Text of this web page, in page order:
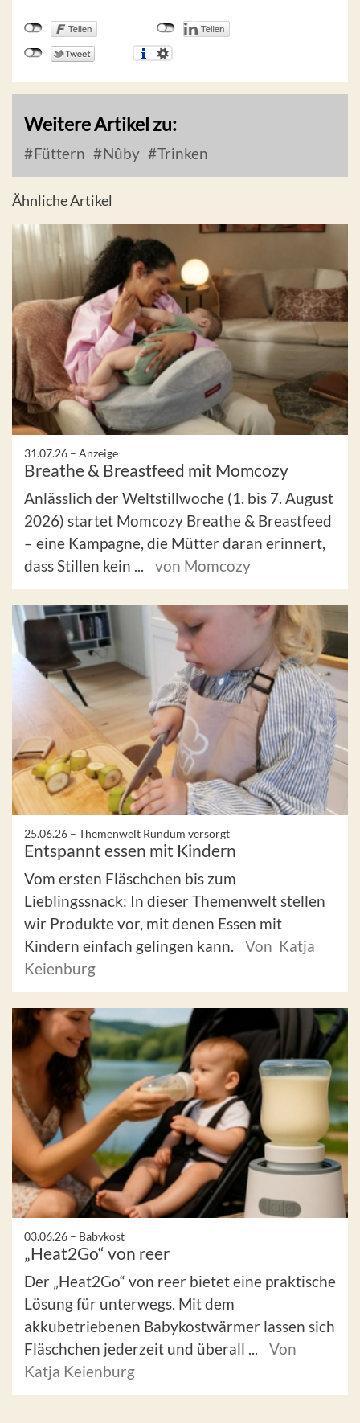
Weitere Artikel zu:
Füttern Nûby Trinken
Ähnliche Artikel
31.07.26 – Anzeige
Breathe & Breastfeed mit Momcozy
Anlässlich der Weltstillwoche (1. bis 7. August
2026) startet Momcozy Breathe & Breastfeed
– eine Kampagne, die Mütter daran erinnert,
dass Stillen kein ...
von Momcozy
25.06.26 – Themenwelt Rundum versorgt
Entspannt essen mit Kindern
Vom ersten Fläschchen bis zum
Lieblingssnack: In dieser Themenwelt stellen
wir Produkte vor, mit denen Essen mit
Kindern einfach gelingen kann.
Von Katja
Keienburg
03.06.26 – Babykost
„Heat2Go“ von reer
Der „Heat2Go“ von reer bietet eine praktische
Lösung für unterwegs. Mit dem
akkubetriebenen Babykostwärmer lassen sich
Fläschchen jederzeit und überall ...
Von
Katja Keienburg